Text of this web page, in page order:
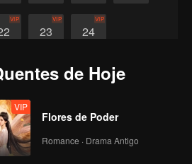
VIP
23
VIP
24
VIP
de Hoje
VIP
Flores de Poder
Romance · Drama Antigo